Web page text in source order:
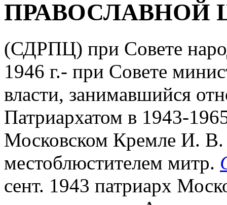
ПРАВОСЛАВНОЙ
(СДРПЦ) при Совете
1946 г.- при Совете
власти, занимавшийся
Патриархатом в 1943-
Московском Кремле И.
местоблюстителем митр.
сент. 1943 патриарх